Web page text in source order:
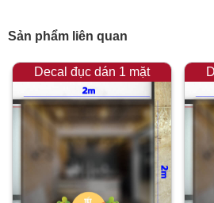
Sản phẩm liên quan
Decal đục dán 1 mặt